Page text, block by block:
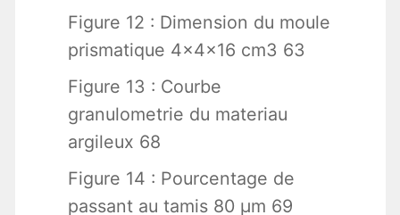
Figure 12 : Dimension du moule
prismatique 4x4x16 cm3 63
Figure 13 : Courbe
granulometrie du materiau
argileux 68
Figure 14 : Pourcentage de
passant au tamis 80 μm 69